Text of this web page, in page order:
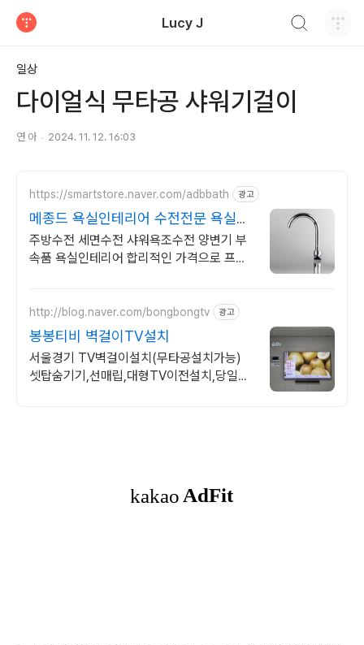
Lucy J
일상
다이얼식 무타공 샤워기걸이
연 아 2024. 11. 12. 16:03
https://smartstore.naver.com/adbbath 광고
메종드 욕실인테리어 수전전문 욕실용
품 전문 종합 쇼핑몰
주방수전 세면수전 샤워욕조수전 양변기 부
속품 욕실인테리어 합리적인 가격으로 프리
http://blog.naver.com/bongbongtv 광고
봉봉티비 벽걸이TV설치
서울경기 TV벽걸이설치(무타공설치가능)
셋탑숨기기,선매립,대형TV이전설치,당일설